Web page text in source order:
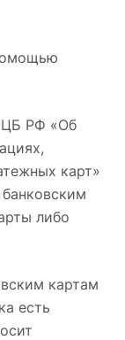
ЦБ РФ «Об
карт»
либо
картам
есть